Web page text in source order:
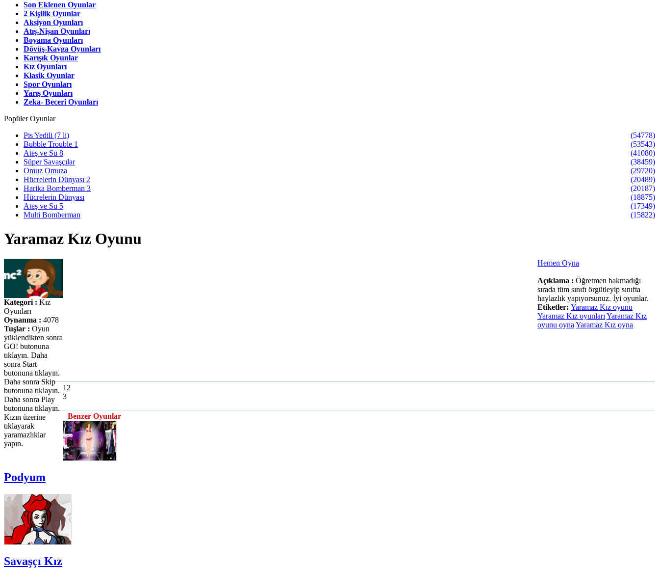
Son Eklenen Oyunlar
2 Kişilik Oyunlar
Aksiyon Oyunları
Atış-Nişan Oyunları
Boyama Oyunları
Dövüş-Kavga Oyunları
Karışık Oyunlar
Kız Oyunları
Klasik Oyunlar
Spor Oyunları
Yarış Oyunları
Zeka- Beceri Oyunları
Popüler Oyunlar
(54778)
Pis Yedili (7 li)
(53543)
Bubble Trouble 1
(41080)
Ateş ve Su 8
(38459)
Süper Savaşçılar
(29720)
Omuz Omuza
(20489)
Hücrelerin Dünyası 2
(20187)
Harika Bomberman 3
(18875)
Hücrelerin Dünyası
(17349)
Ateş ve Su 5
(15822)
Multi Bomberman
Yaramaz Kız Oyunu
Kategori : Kız
Oyunları
Oynanma : 4078
Tuşlar : Oyun
yüklendikten sonra
GO! butonuna
tıklayın. Daha
sonra Start
butonuna tıklayın.
Daha sonra Skip
butonuna tıklayın.
Daha sonra Play
butonuna tıklayın.
Kızın üzerine
tıklayarak
yaramazlıklar
yapın.
Hemen Oyna
Açıklama : Öğretmen bakmadığı
sırada tüm sınıfı örgütleyip sınıfta
haylazlık yapıyorsunuz. İyi oyunlar.
Etiketler: Yaramaz Kız oyunu
Yaramaz Kız oyunları Yaramaz Kız
oyunu oyna Yaramaz Kız oyna
12
3
Benzer Oyunlar
Podyum
Savaşçı Kız